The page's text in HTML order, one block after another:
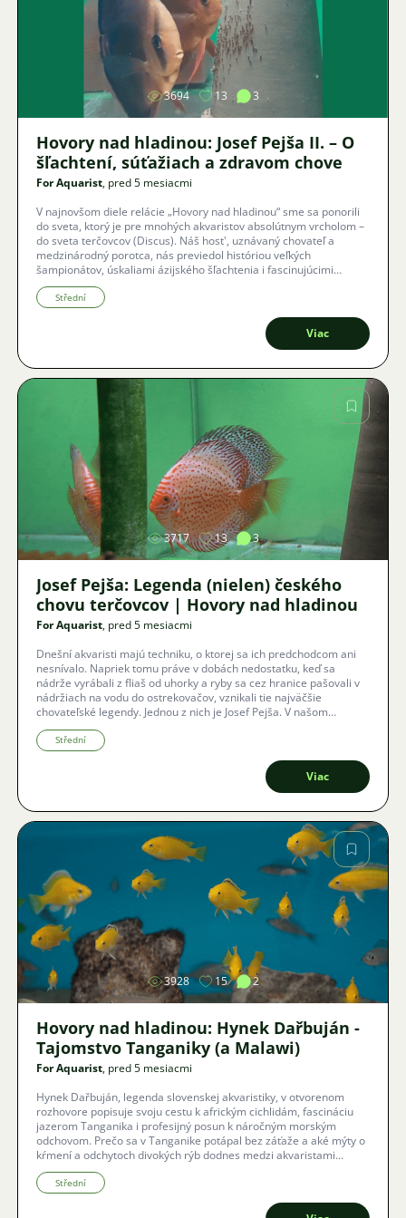
Obrázok
3694 13 3
Hovory nad hladinou: Josef Pejša II. – O
šľachtení, súťažiach a zdravom chove
For Aquarist, pred 5 mesiacmi
V najnovšom diele relácie „Hovory nad hladinou“ sme sa ponorili
do sveta, ktorý je pre mnohých akvaristov absolútnym vrcholom –
do sveta terčovcov (Discus). Náš host', uznávaný chovateľ a
medzinárodný porotca, nás previedol históriou veľkých
šampionátov, úskaliami ázijského šľachtenia i fascinujúcimi
detailmi z ich prirodzeného odchovu.
Střední
Viac
Obrázok
3717 13 3
Josef Pejša: Legenda (nielen) českého
chovu terčovcov | Hovory nad hladinou
For Aquarist, pred 5 mesiacmi
Dnešní akvaristi majú techniku, o ktorej sa ich predchodcom ani
nesnívalo. Napriek tomu práve v dobách nedostatku, keď sa
nádrže vyrábali z fliaš od uhorky a ryby sa cez hranice pašovali v
nádržiach na vodu do ostrekovačov, vznikali tie najväčšie
chovateľské legendy. Jednou z nich je Josef Pejša. V našom
rozhovore nás prevedie fascinujúcou cestou od prvých guppies v
päťlitrových „elementkách“ až po absolútne víťazstvo v kráľovskej
disciplíne – šľachtenie terčovcov. Ako sa rodí svetový úspech z
Střední
Viac
Obrázok
3928 15 2
Hovory nad hladinou: Hynek Dařbuján -
Tajomstvo Tanganiky (a Malawi)
For Aquarist, pred 5 mesiacmi
Hynek Dařbuján, legenda slovenskej akvaristiky, v otvorenom
rozhovore popisuje svoju cestu k africkým cichlidám, fascináciu
jazerom Tanganika i profesijný posun k náročným morským
odchovom. Prečo sa v Tanganike potápal bez záťaže a aké mýty o
kŕmení a odchytoch divokých rýb dodnes medzi akvaristami
kolujú? Ponořte sa do príbehu muža, pre ktorého je akvaristika
celoživotnou výzvou i splneným snom.
Střední